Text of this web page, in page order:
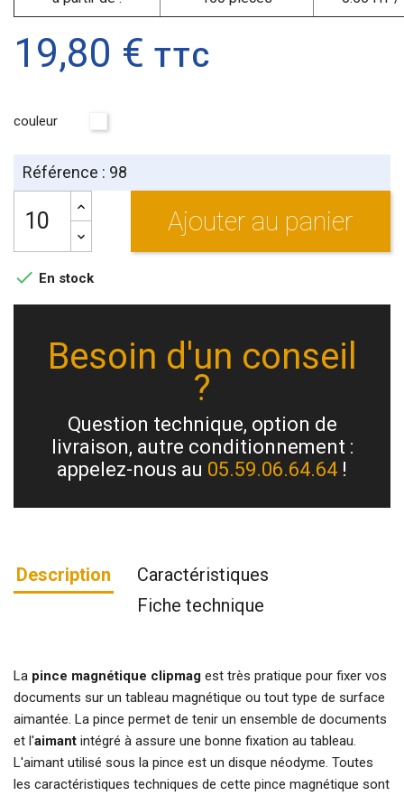
19,80 € TTC
couleur
Référence : 98
Ajouter au panier
 En stock
Besoin d'un conseil
?
Question technique, option de
livraison, autre conditionnement :
appelez-nous au 05.59.06.64.64 !
Description
Caractéristiques
Fiche technique
La pince magnétique clipmag est très pratique pour fixer vos
documents sur un tableau magnétique ou tout type de surface
aimantée. La pince permet de tenir un ensemble de documents
et l'aimant intégré à assure une bonne fixation au tableau.
L'aimant utilisé sous la pince est un disque néodyme. Toutes
les caractéristiques techniques de cette pince magnétique sont